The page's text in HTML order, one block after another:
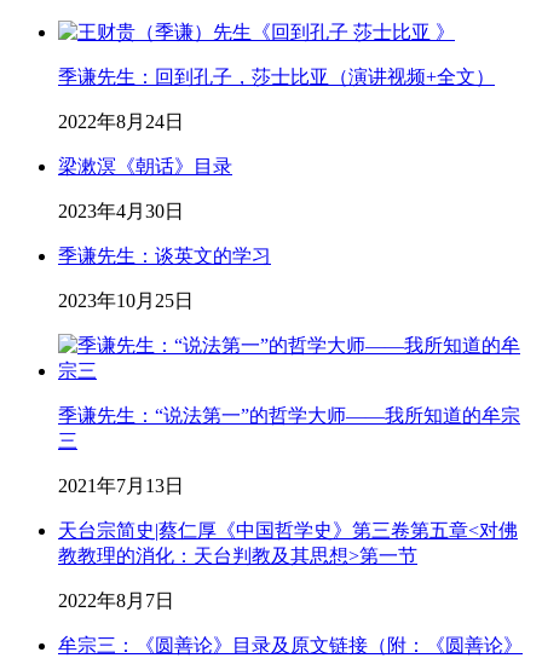
季谦先生：回到孔子，莎士比亚（演讲视频+全文）
2022年8月24日
梁漱溟《朝话》目录
2023年4月30日
季谦先生：谈英文的学习
2023年10月25日
季谦先生：“说法第一”的哲学大师——我所知道的牟宗
三
2021年7月13日
天台宗简史|蔡仁厚《中国哲学史》第三卷第五章<对佛
教教理的消化：天台判教及其思想>第一节
2022年8月7日
牟宗三：《圆善论》目录及原文链接（附：《圆善论》